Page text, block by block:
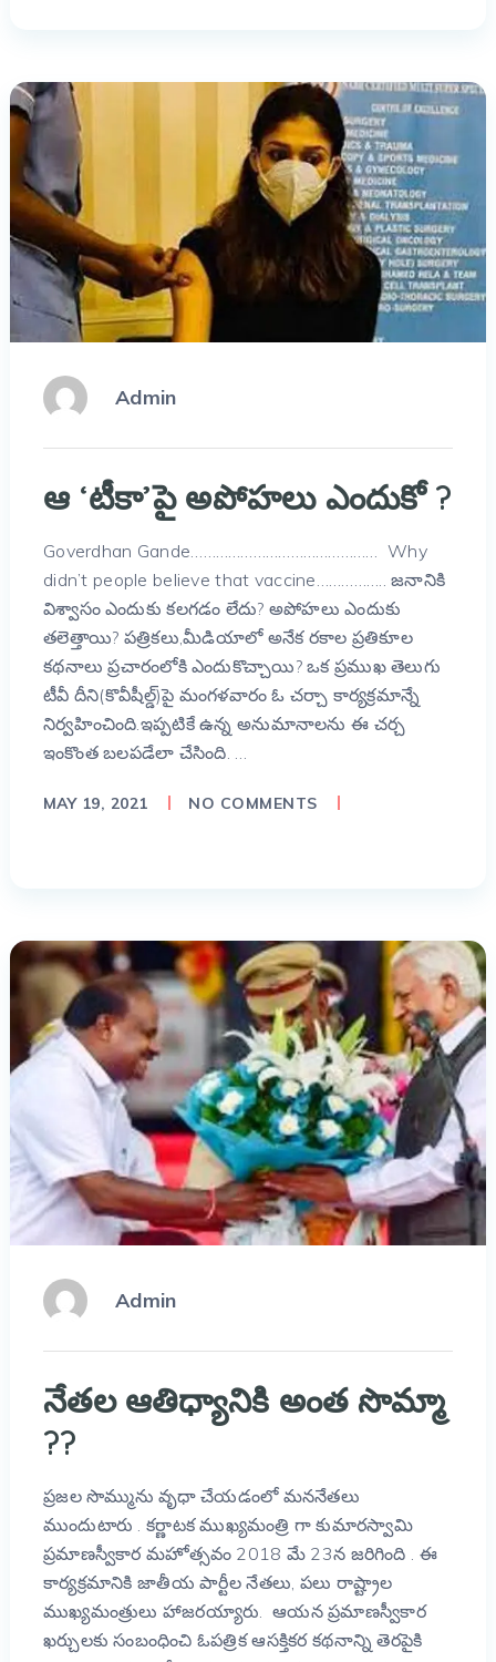
Admin
ఆ ‘టీకా’పై అపోహలు ఎందుకో ?
Goverdhan Gande……………………………………… Why
didn’t people believe that vaccine…………….. జనానికి
విశ్వాసం ఎందుకు కలగడం లేదు? అపోహలు ఎందుకు
తలెత్తాయి? పత్రికలు,మీడియాలో అనేక రకాల ప్రతికూల
కథనాలు ప్రచారంలోకి ఎందుకొచ్చాయి? ఒక ప్రముఖ తెలుగు
టీవీ దీని(కొవీషీల్డ్)పై మంగళవారం ఓ చర్చా కార్యక్రమాన్నే
నిర్వహించింది.ఇప్పటికే ఉన్న అనుమానాలను ఈ చర్చ
ఇంకొంత బలపడేలా చేసింది. …
MAY 19, 2021 NO COMMENTS
Admin
నేతల ఆతిధ్యానికి అంత సొమ్మా
??
ప్రజల సొమ్మును వృధా చేయడంలో మననేతలు
ముందుటారు . కర్ణాటక ముఖ్యమంత్రి గా కుమారస్వామి
ప్రమాణస్వీకార మహోత్సవం 2018 మే 23న జరిగింది . ఈ
కార్యక్రమానికి జాతీయ పార్టీల నేతలు, పలు రాష్ట్రాల
ముఖ్యమంత్రులు హాజరయ్యారు. ఆయన ప్రమాణస్వీకార
ఖర్చులకు సంబంధించి ఓపత్రిక ఆసక్తికర కథనాన్ని తెరపైకి